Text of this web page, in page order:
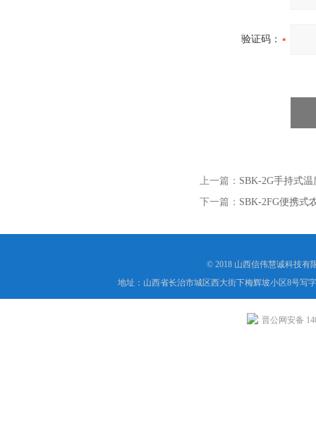
验证码：
上一篇： SBK-2G手持式
下一篇： SBK-2FG便携式
© 2018 山西信伟慧诚科技有
地址：山西省长治市城区西大街下梅辉坡小区8号写
晋公网安备